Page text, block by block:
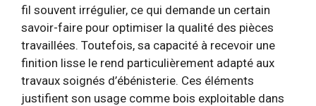
fil souvent irrégulier, ce qui demande un certain
savoir-faire pour optimiser la qualité des pièces
travaillées. Toutefois, sa capacité à recevoir une
finition lisse le rend particulièrement adapté aux
travaux soignés d’ébénisterie. Ces éléments
justifient son usage comme bois exploitable dans